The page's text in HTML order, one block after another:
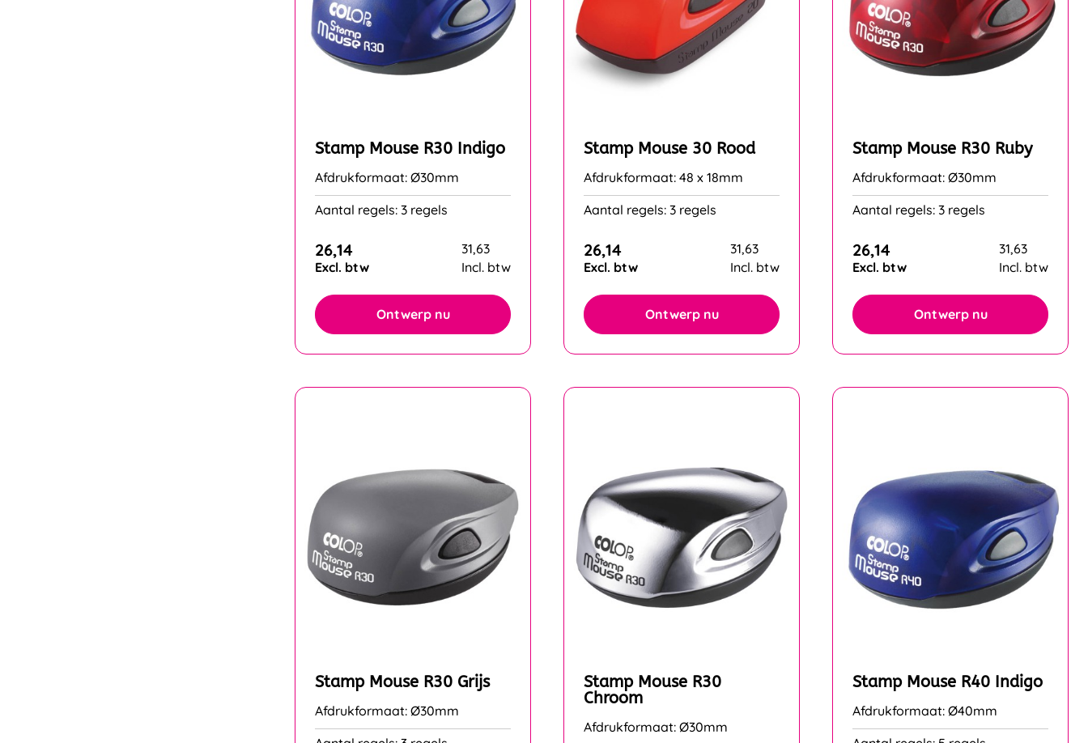
Stamp Mouse R30 Indigo
Afdrukformaat: Ø30mm
Aantal regels: 3 regels
26,14
Excl. btw
31,63
Incl. btw
Ontwerp nu
Stamp Mouse 30 Rood
Afdrukformaat: 48 x 18mm
Aantal regels: 3 regels
26,14
Excl. btw
31,63
Incl. btw
Ontwerp nu
Stamp Mouse R30 Ruby
Afdrukformaat: Ø30mm
Aantal regels: 3 regels
26,14
Excl. btw
31,63
Incl. btw
Ontwerp nu
Stamp Mouse R30 Grijs
Afdrukformaat: Ø30mm
Stamp Mouse R30
Chroom
Afdrukformaat: Ø30mm
Stamp Mouse R40 Indigo
Afdrukformaat: Ø40mm